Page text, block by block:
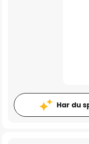
Har du